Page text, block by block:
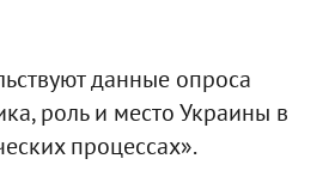
данные опроса
роль и место Украины в
процессах».